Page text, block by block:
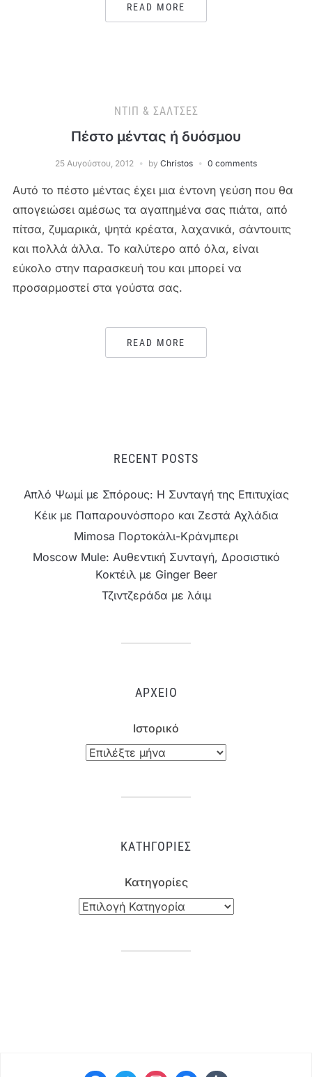
READ MORE
ΝΤΙΠ & ΣΆΛΤΣΕΣ
Πέστο μέντας ή δυόσμου
25 Αυγούστου, 2012 by Christos 0 comments
Αυτό το πέστο μέντας έχει μια έντονη γεύση που θα
απογειώσει αμέσως τα αγαπημένα σας πιάτα, από
πίτσα, ζυμαρικά, ψητά κρέατα, λαχανικά, σάντουιτς
και πολλά άλλα. Το καλύτερο από όλα, είναι
εύκολο στην παρασκευή του και μπορεί να
προσαρμοστεί στα γούστα σας.
READ MORE
RECENT POSTS
Απλό Ψωμί με Σπόρους: Η Συνταγή της Επιτυχίας
Κέικ με Παπαρουνόσπορο και Ζεστά Αχλάδια
Mimosa Πορτοκάλι-Κράνμπερι
Moscow Mule: Αυθεντική Συνταγή, Δροσιστικό
Κοκτέιλ με Ginger Beer
Τζιντζεράδα με λάιμ
ΑΡΧΕΊΟ
Ιστορικό
ΚΑΤΗΓΟΡΊΕΣ
Κατηγορίες